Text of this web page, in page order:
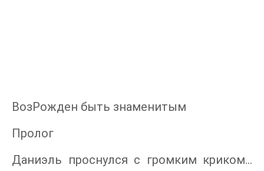
ВозРожден быть знаменитым
Пролог
Даниэль проснулся с громким криком…